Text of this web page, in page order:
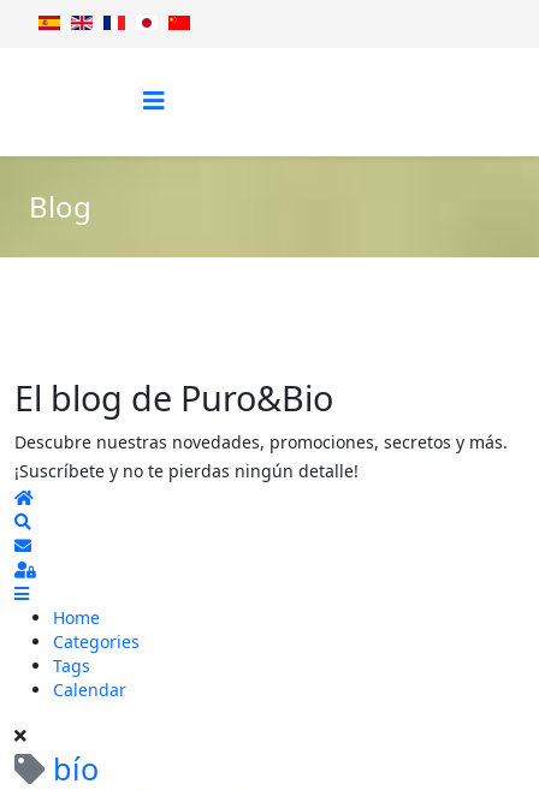
Blog
El blog de Puro&Bio
Descubre nuestras novedades, promociones, secretos y más.
¡Suscríbete y no te pierdas ningún detalle!
Home
Subscribe to blog
Sign In
Home
Categories
Tags
Calendar
bío